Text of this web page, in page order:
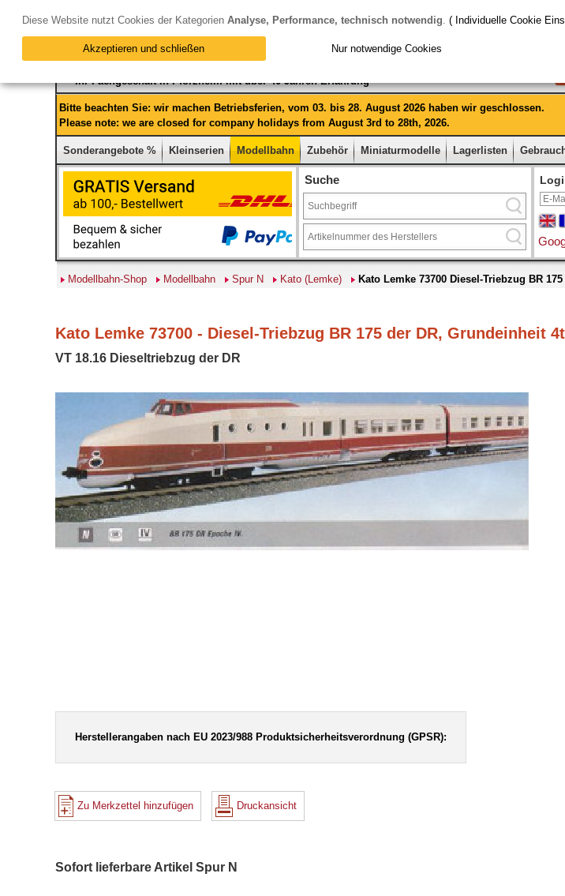
Ihr Fachgeschäft in Pforzheim mit über 40 Jahren Erfahrung
Bitte beachten Sie: wir machen Betriebsferien, vom 03. bis 28. August 2026 haben wir geschlossen.
Please note: we are closed for company holidays from August 3rd to 28th, 2026.
Sonderangebote % Kleinserien Modellbahn Zubehör Miniaturmodelle Lagerlisten
Suche
Modellbahn-Shop Modellbahn Spur N Kato (Lemke) Kato Lemke 73700 Diesel-Triebzug BR
Kato Lemke 73700 - Diesel-Triebzug BR 175 der DR, Grundeinheit
VT 18.16 Dieseltriebzug der DR
Herstellerangaben nach EU 2023/988 Produktsicherheitsverordnung (GPSR):
Zu Merkzettel hinzufügen Druckansicht
Sofort lieferbare Artikel Spur N
Diese Website nutzt Cookies der Kategorien Analyse, Performance, technisch notwendig. ( Individuelle Cookie
Akzeptieren und schließen Nur notwendige Cookies